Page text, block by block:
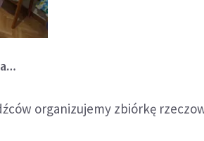
organizujemy zbiórkę